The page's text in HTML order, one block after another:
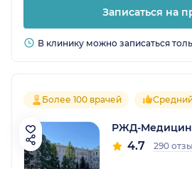
Записаться на
В клинику можно записаться
Более 100 врачей
РЖД-
4.7 290